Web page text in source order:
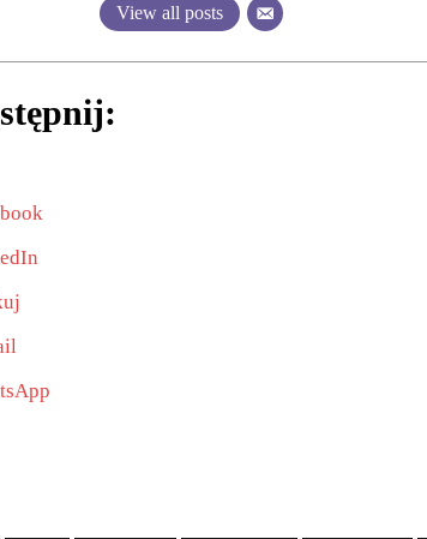
View all posts